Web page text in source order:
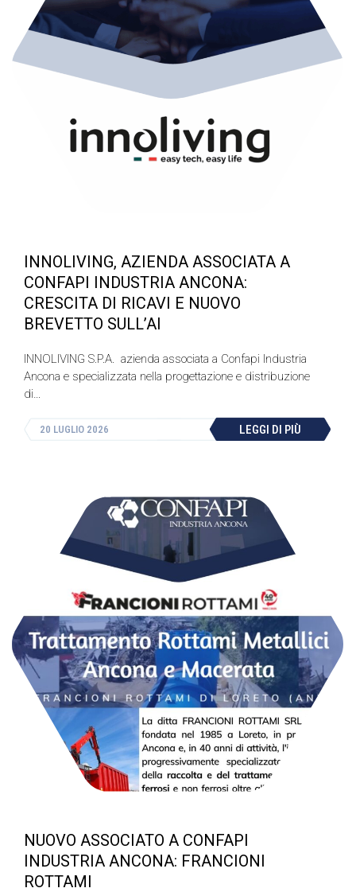
INNOLIVING, AZIENDA ASSOCIATA A
CONFAPI INDUSTRIA ANCONA:
CRESCITA DI RICAVI E NUOVO
BREVETTO SULL’AI
20 LUGLIO 2026
INNOLIVING S.P.A. azienda associata a Confapi Industria
Ancona e specializzata nella progettazione e distribuzione
di…
LEGGI DI PIÙ
NUOVO ASSOCIATO A CONFAPI
INDUSTRIA ANCONA: FRANCIONI
ROTTAMI